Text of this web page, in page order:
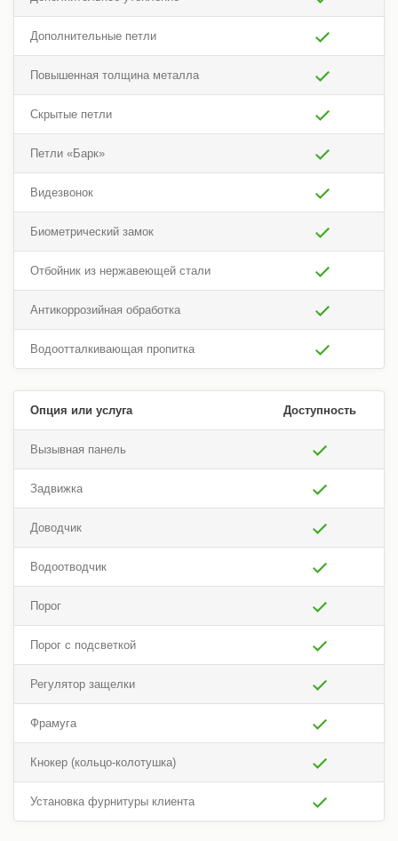
Дополнительные петли
Повышенная толщина металла
Скрытые петли
Петли «Барк»
Видезвонок
Биометрический замок
Отбойник из нержавеющей стали
Антикоррозийная обработка
Водоотталкивающая пропитка
Опция или услуга Доступность
Вызывная панель
Задвижка
Доводчик
Водоотводчик
Порог
Порог с подсветкой
Регулятор защелки
Фрамуга
Кнокер (кольцо-колотушка)
Установка фурнитуры клиента